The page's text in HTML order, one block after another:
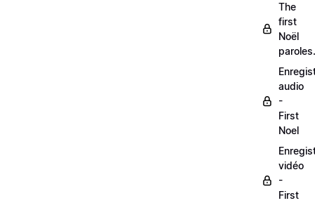
The
first
Noël
audio
-
First
Noel
vidéo
-
First